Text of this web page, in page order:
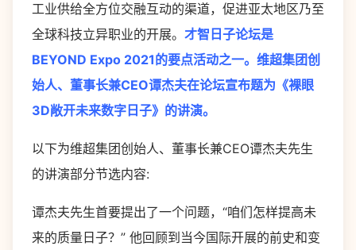
工业供给全方位交融互动的渠道，促进亚太地区乃至
全球科技立异职业的开展。 才智日子论坛是
BEYOND Expo 2021的要点活动之一。维超集团创
始人、董事长兼CEO谭杰夫在论坛宣布题为《裸眼
3D敞开未来数字日子》的讲演。
以下为维超集团创始人、董事长兼CEO谭杰夫先生
的讲演部分节选内容:
谭杰夫先生首要提出了一个问题，“咱们怎样提高未
来的质量日子？” 他回顾到当今国际开展的前史和变